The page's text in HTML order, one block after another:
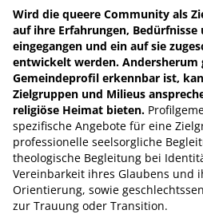
Wird die queere Community als
auf ihre Erfahrungen, Bedürfnisse
eingegangen und ein auf sie
entwickelt werden. Andersherum
Gemeindeprofil erkennbar ist,
Zielgruppen und Milieus
religiöse Heimat bieten.
spezifische Angebote für eine
professionelle seelsorgliche
theologische Begleitung bei
Vereinbarkeit ihres Glaubens und
Orientierung, sowie
zur Trauung oder Transition.